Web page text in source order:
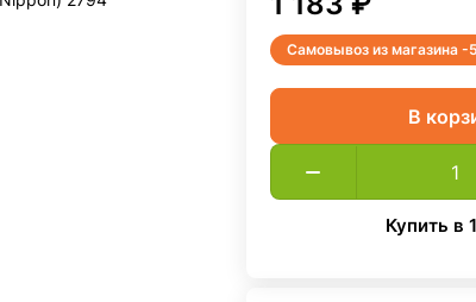
Самовывоз из магазина -
В
Купить в